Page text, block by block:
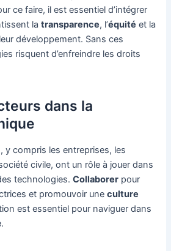
ce faire, il est essentiel d’intégrer
latransparence, l’équité et la
développement. Sans ces
risquent d’enfreindre les droits
dans la
y compris les entreprises, les
civile, ont un rôle à jouer dans
technologies.Collaborer pour
et promouvoir uneculture
est essentiel pour naviguer dans